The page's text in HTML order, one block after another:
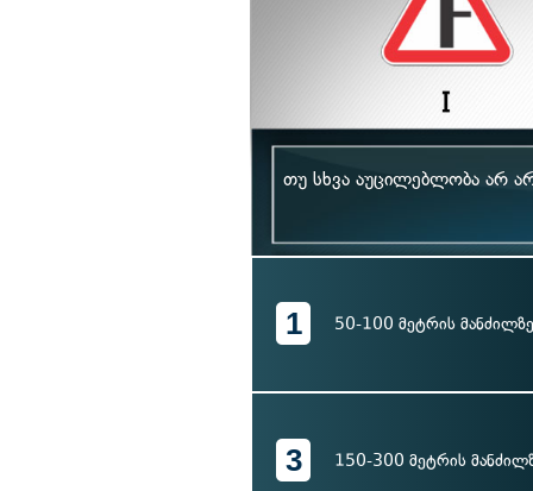
თუ სხვა აუცილებლობა არ
1 50-100 მეტრის მანძილზე
3 150-300 მეტრის